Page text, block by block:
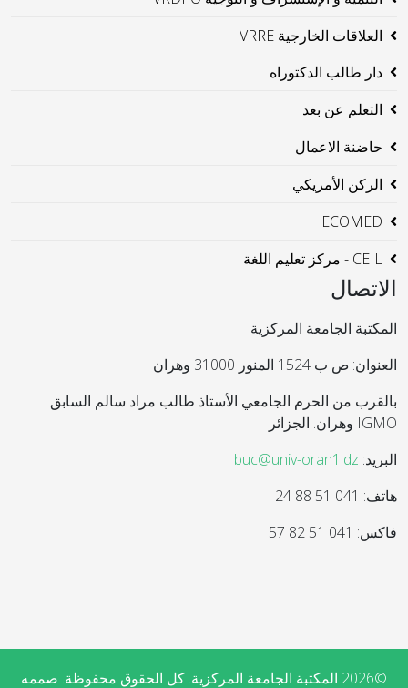
العلاقات الخارجية VRRE
دار طالب الدكتوراه
التعلم عن بعد
حاضنة الاعمال
الركن الأمريكي
ECOMED
CEIL - مركز تعليم اللغة
الاتصال
المكتبة الجامعة المركزية
العنوان: ص ب 1524 المنور 31000 وهران
بالقرب من الحرم الجامعي الأستاذ طالب مراد سالم السابق
IGMO وهران. الجزائر
البريد: buc@univ-oran1.dz
هاتف: 041 51 88 24
فاكس: 041 51 82 57
©2026 المكتبة الجامعة المركزية. كل الحقوق محفوظة. صممه